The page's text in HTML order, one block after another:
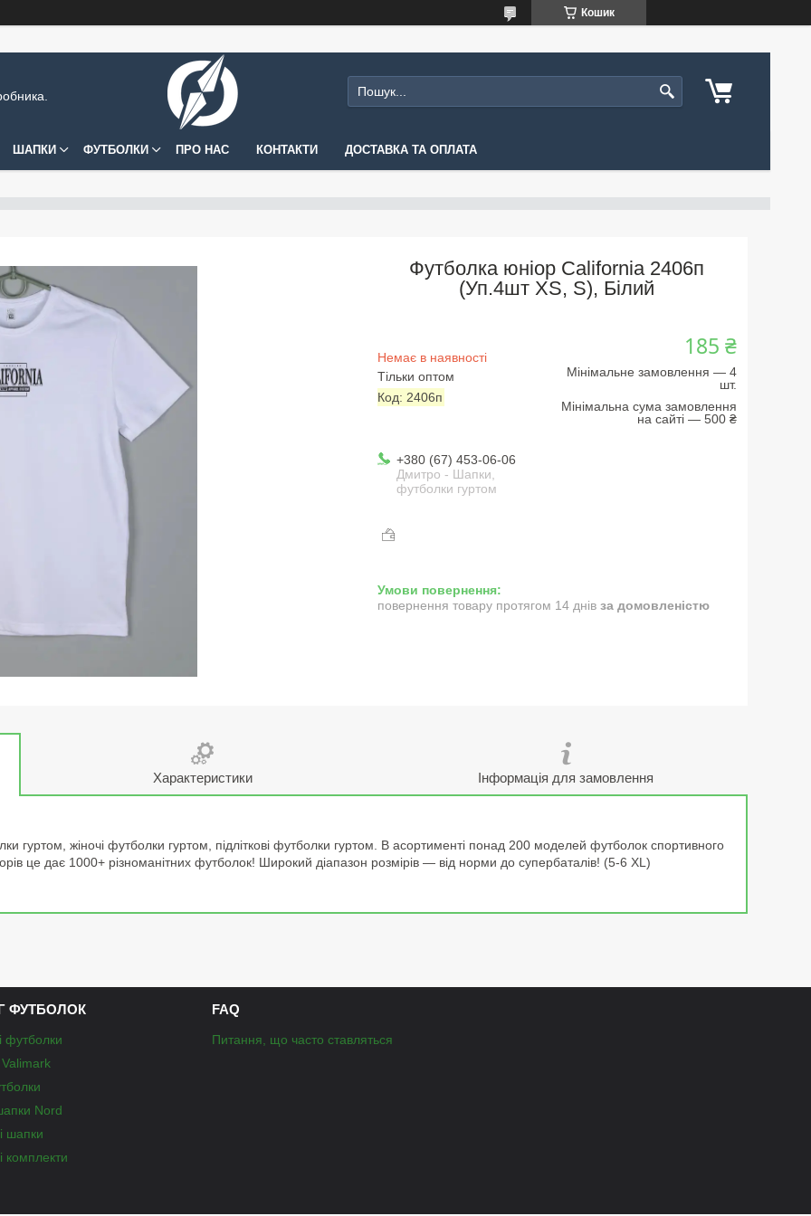
Кошик
ШАПКИ ФУТБОЛКИ ПРО НАС КОНТАКТИ ДОСТАВКА ТА ОПЛАТА
Футболка юніор California 2406п
(Уп.4шт XS, S), Білий
Немає в наявності
Тільки оптом
Код: 2406п
185 ₴
Мінімальне замовлення — 4
шт.
Мінімальна сума замовлення
на сайті — 500 ₴
+380 (67) 453-06-06
Дмитро - Шапки,
футболки гуртом
повернення товару протягом 14 днів за домовленістю
Характеристики Інформація для замовлення
гуртом, жіночі футболки гуртом, підліткові футболки гуртом. В асортименті понад 200 моделей футболок спортивного
це дає 1000+ різноманітних футболок! Широкий діапазон розмірів — від норми до супербаталів! (5-6 XL)
ФУТБОЛОК
футболки
Nord
шапки
комплекти
FAQ
Питання, що часто ставляться